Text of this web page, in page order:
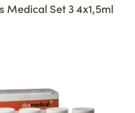
Medical Set 3 4x1,5ml